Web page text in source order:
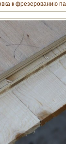
к фрезерованию